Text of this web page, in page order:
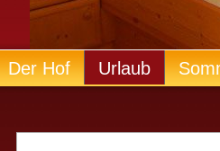
Der Hof Urlaub